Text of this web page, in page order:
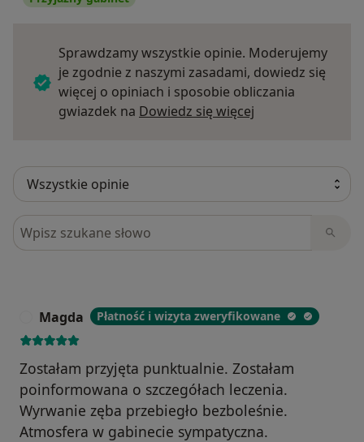
Sprawdzamy wszystkie opinie. Moderujemy
je zgodnie z naszymi zasadami, dowiedz się
więcej o opiniach i sposobie obliczania
gwiazdek na Dowiedz się więcej
Szukaj w opiniach
Magda Płatność i wizyta zweryfikowane
Zostałam przyjęta punktualnie. Zostałam
poinformowana o szczegółach leczenia.
Wyrwanie zęba przebiegło bezboleśnie.
Atmosfera w gabinecie sympatyczna.